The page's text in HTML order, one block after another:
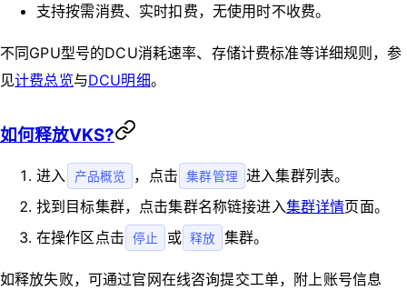
支持按需消费、实时扣费，无使用时不收费。
不同GPU型号的DCU消耗速率、存储计费标准等详细规则，参
见计费总览与DCU明细。
如何释放VKS?
进入 产品概览 ，点击 集群管理
进入集群列表。
找到目标集群，点击集群名称链接进入集群详情页面。
在操作区点击
停止 或 释放 集群。
如释放失败，可通过官网在线咨询提交工单，附上账号信息